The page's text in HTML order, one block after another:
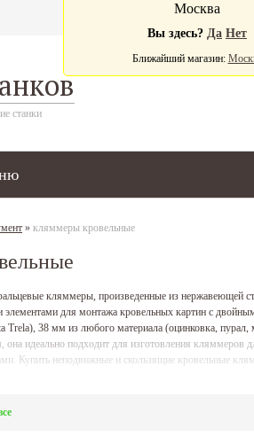
станки
Москва
Вы здесь? Да Нет
Ближайший магазин:
» кляммеры кровельные
кляммеры, произведенные из нержавеющей
для монтажа кровельных картин с
38 мм из любого материала (оцинковка,
идеально подходит для изготовления кляммеров
Купить неподвижные и скользящие кровельные